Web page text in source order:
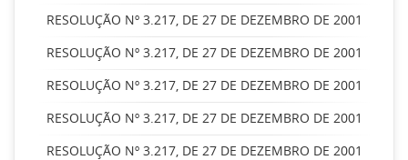
RESOLUÇÃO Nº 3.217, DE 27 DE DEZEMBRO DE 2001
RESOLUÇÃO Nº 3.217, DE 27 DE DEZEMBRO DE 2001
RESOLUÇÃO Nº 3.217, DE 27 DE DEZEMBRO DE 2001
RESOLUÇÃO Nº 3.217, DE 27 DE DEZEMBRO DE 2001
RESOLUÇÃO Nº 3.217, DE 27 DE DEZEMBRO DE 2001